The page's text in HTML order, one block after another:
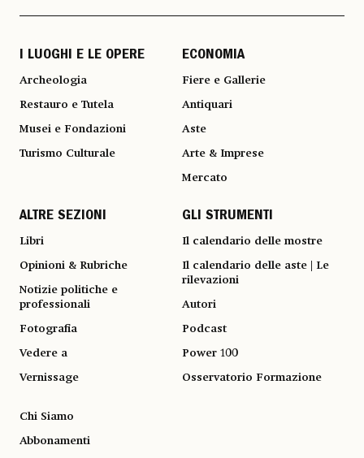
I LUOGHI E LE OPERE
Archeologia
Restauro e Tutela
Musei e Fondazioni
Turismo Culturale
ECONOMIA
Fiere e Gallerie
Antiquari
Aste
Arte & Imprese
Mercato
ALTRE SEZIONI
Libri
Opinioni & Rubriche
Notizie politiche e
professionali
Fotografia
Vedere a
Vernissage
GLI STRUMENTI
Il calendario delle mostre
Il calendario delle aste | Le
rilevazioni
Autori
Podcast
Power 100
Osservatorio Formazione
Chi Siamo
Abbonamenti